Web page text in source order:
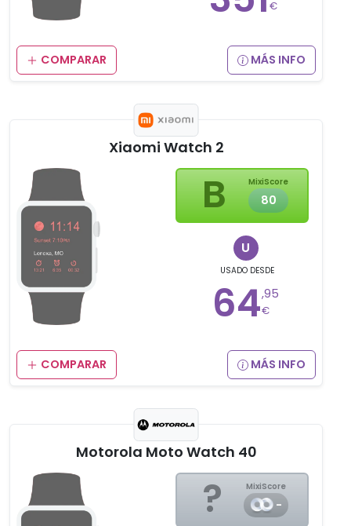
€
COMPARAR MÁS INFO
Xiaomi Watch 2
B MixiScore
80
U
USADO DESDE
64,95
€
COMPARAR MÁS INFO
Motorola Moto Watch 40
? MixiScore
-